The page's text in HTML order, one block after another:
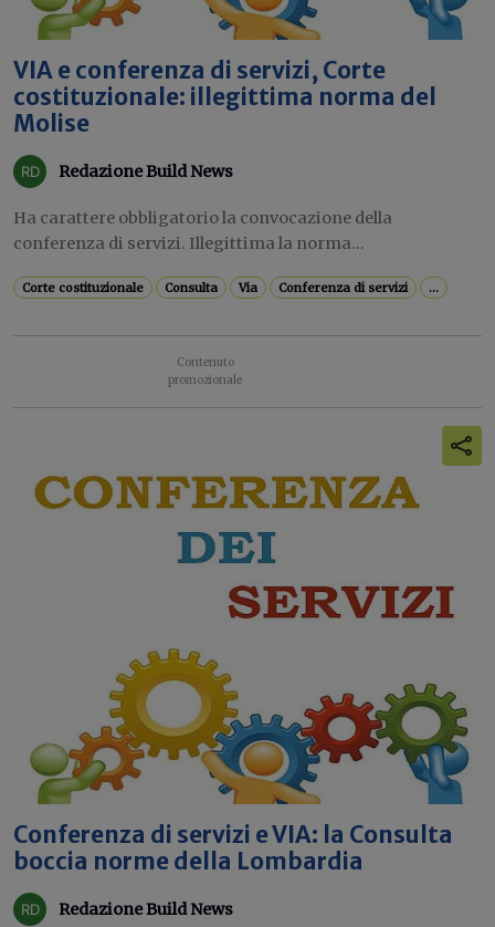
VIA e conferenza di servizi, Corte
costituzionale: illegittima norma del
Molise
Redazione Build News
Ha carattere obbligatorio la convocazione della
conferenza di servizi. Illegittima la norma...
Corte costituzionale Consulta Via Conferenza di servizi ...
Conferenza di servizi e VIA: la Consulta
boccia norme della Lombardia
Redazione Build News